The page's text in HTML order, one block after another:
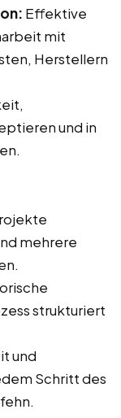
Effektive
mit
Herstellern
und in
mehrere
strukturiert
und
Schritt des